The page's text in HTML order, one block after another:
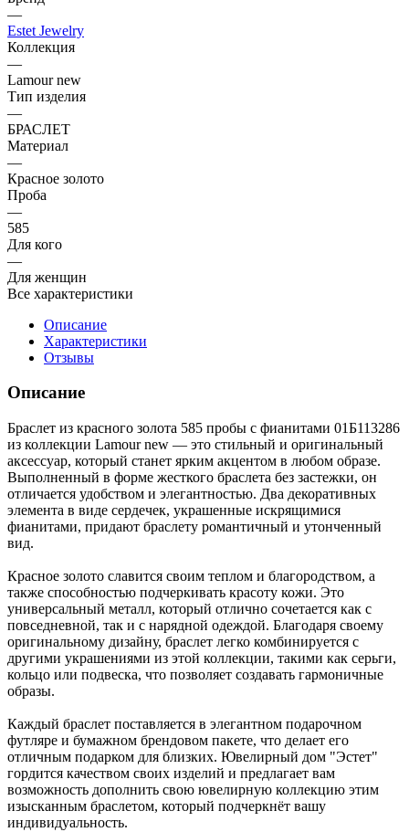
—
Estet Jewelry
Коллекция
—
Lamour new
Тип изделия
—
БРАСЛЕТ
Материал
—
Красное золото
Проба
—
585
Для кого
—
Для женщин
Все характеристики
Описание
Характеристики
Отзывы
Описание
Браслет из красного золота 585 пробы с фианитами 01Б113286
из коллекции Lamour new — это стильный и оригинальный
аксессуар, который станет ярким акцентом в любом образе.
Выполненный в форме жесткого браслета без застежки, он
отличается удобством и элегантностью. Два декоративных
элемента в виде сердечек, украшенные искрящимися
фианитами, придают браслету романтичный и утонченный
вид.
Красное золото славится своим теплом и благородством, а
также способностью подчеркивать красоту кожи. Это
универсальный металл, который отлично сочетается как с
повседневной, так и с нарядной одеждой. Благодаря своему
оригинальному дизайну, браслет легко комбинируется с
другими украшениями из этой коллекции, такими как серьги,
кольцо или подвеска, что позволяет создавать гармоничные
образы.
Каждый браслет поставляется в элегантном подарочном
футляре и бумажном брендовом пакете, что делает его
отличным подарком для близких. Ювелирный дом "Эстет"
гордится качеством своих изделий и предлагает вам
возможность дополнить свою ювелирную коллекцию этим
изысканным браслетом, который подчеркнёт вашу
индивидуальность.